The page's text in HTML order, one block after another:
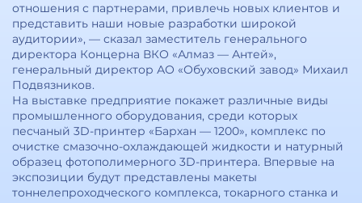
отношения с партнерами, привлечь новых клиентов и
представить наши новые разработки широкой
аудитории», — сказал заместитель генерального
директора Концерна ВКО «Алмаз — Антей»,
генеральный директор АО «Обуховский завод» Михаил
Подвязников.
На выставке предприятие покажет различные виды
промышленного оборудования, среди которых
песчаный 3D-принтер «Бархан — 1200», комплекс по
очистке смазочно-охлаждающей жидкости и натурный
образец фотополимерного 3D-принтера. Впервые на
экспозиции будут представлены макеты
тоннелепроходческого комплекса, токарного станка и